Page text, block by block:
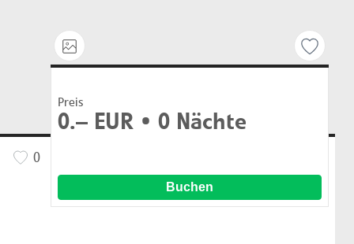
0
Preis
0.– EUR • 0 Nächte
Buchen